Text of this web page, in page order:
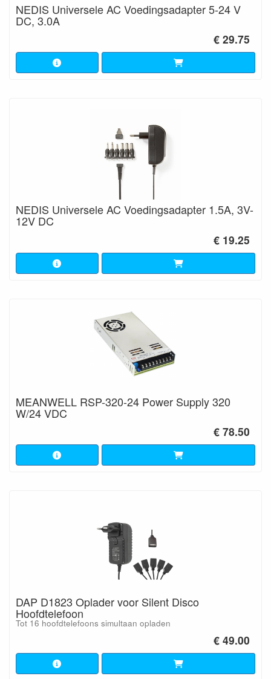
NEDIS Universele AC Voedingsadapter 5-24 V
DC, 3.0A
€ 29.75
NEDIS Universele AC Voedingsadapter 1.5A, 3V-
12V DC
€ 19.25
MEANWELL RSP-320-24 Power Supply 320
W/24 VDC
€ 78.50
DAP D1823 Oplader voor Silent Disco
Hoofdtelefoon
Tot 16 hoofdtelefoons simultaan opladen
€ 49.00